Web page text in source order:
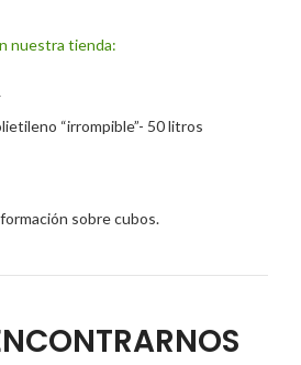
nuestra tienda:
“irrompible”- 50 litros
sobre cubos.